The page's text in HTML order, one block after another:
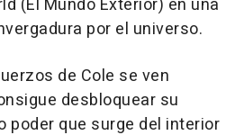
(El Mundo Exterior) en una
por el universo.
de Cole se ven
desbloquear su
poder que surge del interior